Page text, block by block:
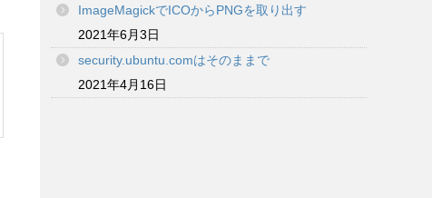
ImageMagickでICOからPNGを取り出す
2021年6月3日
security.ubuntu.comはそのままで
2021年4月16日